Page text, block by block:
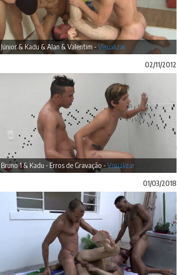
Júnior & Kadu & Alan & Valentim -Visualizar
02/11/2012
Bruno 1 & Kadu - Erros de Gravação -Visualizar
01/03/2018